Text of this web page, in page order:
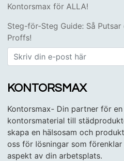
Kontorsmax för ALLA!
Steg-för-Steg Guide: Så
Proffs!
KONTORSMAX
Kontorsmax- Din partner för
kontorsmaterial till
skapa en hälsosam och
oss för lösningar som
aspekt av din arbetsplats.